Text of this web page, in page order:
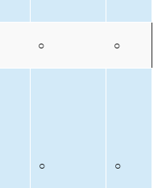
○ ○
○ ○